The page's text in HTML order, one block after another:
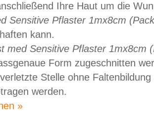
Ihre Haut um die
Sensitive Pflaster 1mx8cm
kann.
med Sensitive Pflaster 1mx8cm
Form zugeschnitten
Stelle ohne
werden.
»